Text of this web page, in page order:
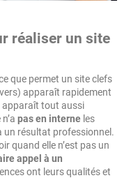
réaliser un site
que permet un site clefs
apparaît rapidement
apparaît tout aussi
pas en interne les
un résultat professionnel.
quand elle n’est pas un
appel à un
ont leurs qualités et